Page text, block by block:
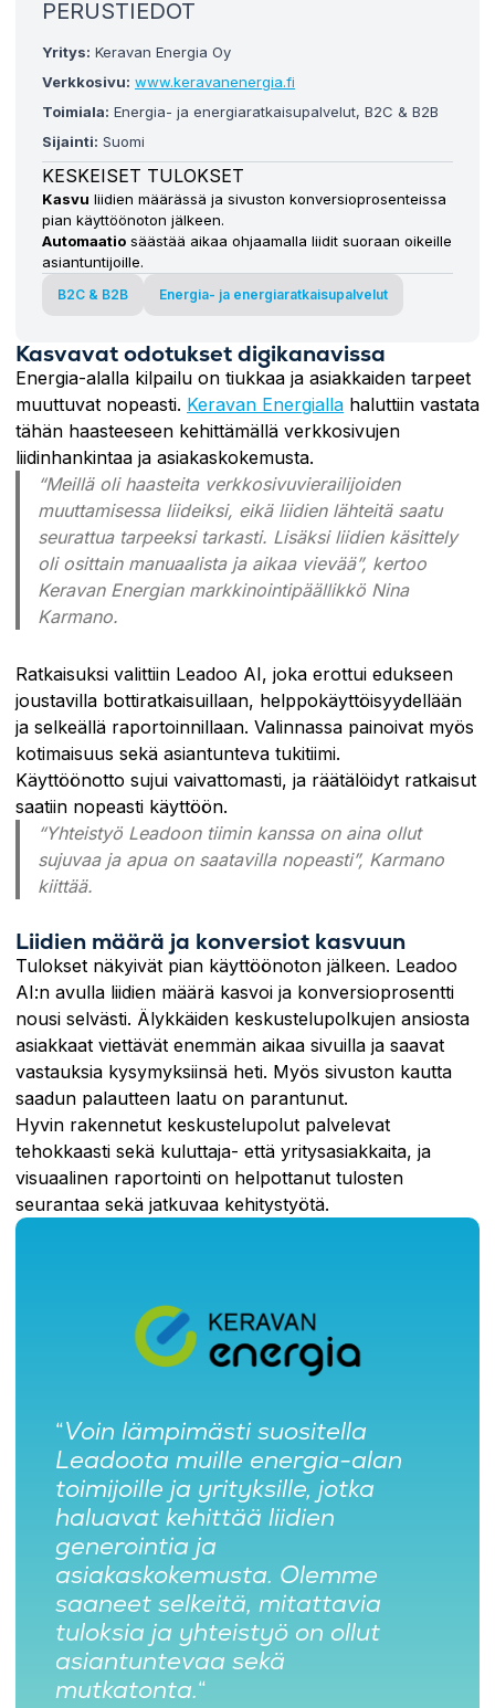
PERUSTIEDOT
Yritys: Keravan Energia Oy
Verkkosivu: www.keravanenergia.fi
Toimiala: Energia- ja energiaratkaisupalvelut, B2C & B2B
Sijainti: Suomi
KESKEISET TULOKSET
Kasvu liidien määrässä ja sivuston konversioprosenteissa
pian käyttöönoton jälkeen.
Automaatio säästää aikaa ohjaamalla liidit suoraan oikeille
asiantuntijoille.
B2C & B2B Energia- ja energiaratkaisupalvelut
Kasvavat odotukset digikanavissa
Energia-alalla kilpailu on tiukkaa ja asiakkaiden tarpeet
muuttuvat nopeasti. Keravan Energialla haluttiin vastata
tähän haasteeseen kehittämällä verkkosivujen
liidinhankintaa ja asiakaskokemusta.
“Meillä oli haasteita verkkosivuvierailijoiden
muuttamisessa liideiksi, eikä liidien lähteitä saatu
seurattua tarpeeksi tarkasti. Lisäksi liidien käsittely
oli osittain manuaalista ja aikaa vievää”, kertoo
Keravan Energian markkinointipäällikkö Nina
Karmano.
Ratkaisuksi valittiin Leadoo AI, joka erottui edukseen
joustavilla bottiratkaisuillaan, helppokäyttöisyydellään
ja selkeällä raportoinnillaan. Valinnassa painoivat myös
kotimaisuus sekä asiantunteva tukitiimi.
Käyttöönotto sujui vaivattomasti, ja räätälöidyt ratkaisut
saatiin nopeasti käyttöön.
“Yhteistyö Leadoon tiimin kanssa on aina ollut
sujuvaa ja apua on saatavilla nopeasti”, Karmano
kiittää.
Liidien määrä ja konversiot kasvuun
Tulokset näkyivät pian käyttöönoton jälkeen. Leadoo
AI:n avulla liidien määrä kasvoi ja konversioprosentti
nousi selvästi. Älykkäiden keskustelupolkujen ansiosta
asiakkaat viettävät enemmän aikaa sivuilla ja saavat
vastauksia kysymyksiinsä heti. Myös sivuston kautta
saadun palautteen laatu on parantunut.
Hyvin rakennetut keskustelupolut palvelevat
tehokkaasti sekä kuluttaja- että yritysasiakkaita, ja
visuaalinen raportointi on helpottanut tulosten
seurantaa sekä jatkuvaa kehitystyötä.
“Voin lämpimästi suositella
Leadoota muille energia-alan
toimijoille ja yrityksille, jotka
haluavat kehittää liidien
generointia ja
asiakaskokemusta. Olemme
saaneet selkeitä, mitattavia
tuloksia ja yhteistyö on ollut
asiantuntevaa sekä
mutkatonta.“